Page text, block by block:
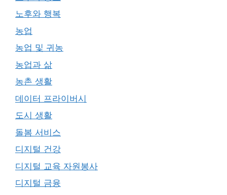
노후와 행복
농업
농업 및 귀농
농업과 삶
농촌 생활
데이터 프라이버시
도시 생활
돌봄 서비스
디지털 건강
디지털 교육 자원봉사
디지털 금융